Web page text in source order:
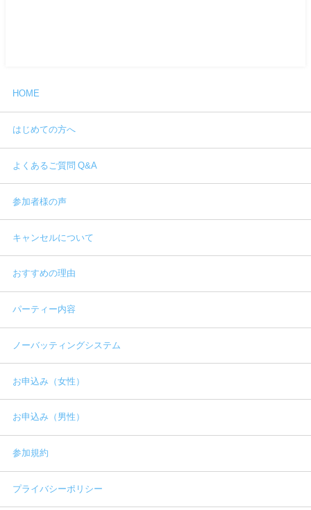
HOME
はじめての方へ
よくあるご質問 Q&A
参加者様の声
キャンセルについて
おすすめの理由
パーティー内容
ノーバッティングシステム
お申込み（女性）
お申込み（男性）
参加規約
プライバシーポリシー